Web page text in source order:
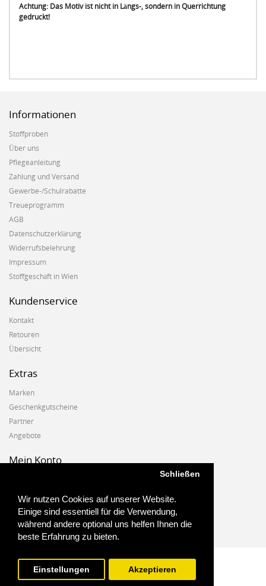
Wir nutzen Cookies auf unserer Website.
Einige sind essentiell für die Verwendung,
während andere optional uns helfen Ihnen die
beste Erfahrung zu bieten.
Schließen
Einstellungen Akzeptieren
Achtung: Das Motiv ist nicht in Längs-, sondern in Querrichtung
gedruckt!
Informationen
Stoffproben
Über uns
Pflegeanleitung
Zahlung und Versand
Gewerbe-/Schulrabatte
Treueprogramm
AGB
Datenschutzerklärung
Widerrufsbelehrung
Impressum
Stoffgeschäft in Wien
Kundenservice
Kontakt
Retouren
Übersicht
Extras
Marken
Geschenkgutscheine
Partner
Angebote
Mein Konto
Auftragshistorie
Wunschzettel
Newsletter
Biostoffe.at - 2025